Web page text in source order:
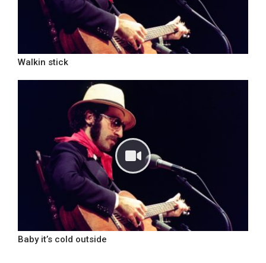
Walkin stick
Baby it’s cold outside